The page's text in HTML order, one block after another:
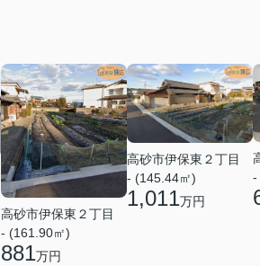
高砂市伊保東２丁目
- (161.90㎡)
881万円
高砂市伊保東２丁目
- (145.44㎡)
1,011万円
-